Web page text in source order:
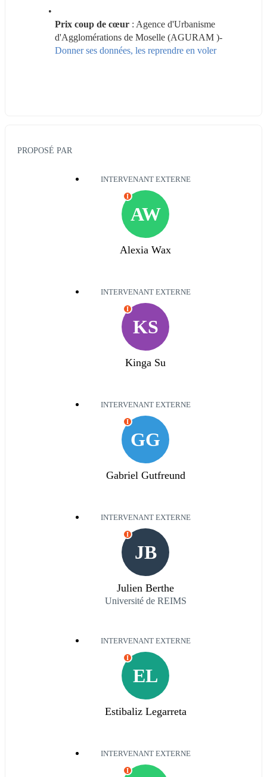
Prix coup de cœur : Agence d'Urbanisme
Donner ses données, les reprendre en voler
PROPOSÉ PAR
INTERVENANT EXTERNE
AW
I
Alexia Wax
INTERVENANT EXTERNE
KS
I
Kinga Su
INTERVENANT EXTERNE
GG
I
Gabriel Gutfreund
INTERVENANT EXTERNE
JB
I
Julien Berthe
Université de REIMS
INTERVENANT EXTERNE
EL
I
Estibaliz Legarreta
INTERVENANT EXTERNE
I